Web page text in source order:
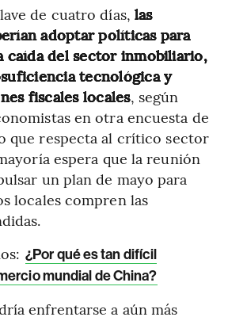
de cuatro días, las
adoptar políticas para
caída del sector inmobiliario,
tecnológica y
fiscales locales, según
en otra encuesta de
que respecta al crítico sector
espera que la reunión
un plan de mayo para
locales compren las
¿Por qué es tan difícil
mundial de China?
enfrentarse a aún más